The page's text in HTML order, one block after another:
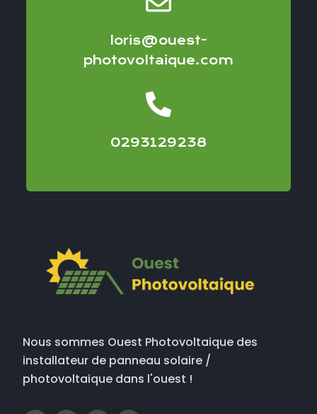
loris@ouest-
photovoltaique.com
0293129238
Nous sommes Ouest Photovoltaique des
installateur de panneau solaire /
photovoltaique dans l'ouest !